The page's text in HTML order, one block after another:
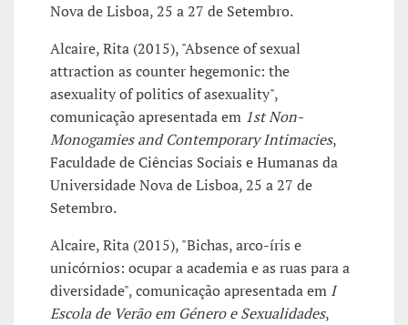
Nova de Lisboa, 25 a 27 de Setembro.
Alcaire, Rita (2015), "Absence of sexual
attraction as counter hegemonic: the
asexuality of politics of asexuality",
comunicação apresentada em 1st Non-
Monogamies and Contemporary Intimacies,
Faculdade de Ciências Sociais e Humanas da
Universidade Nova de Lisboa, 25 a 27 de
Setembro.
Alcaire, Rita (2015), "Bichas, arco-íris e
unicórnios: ocupar a academia e as ruas para a
diversidade", comunicação apresentada em I
Escola de Verão em Género e Sexualidades,